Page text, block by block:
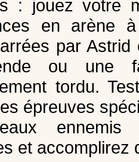
: jouez votre
en arène
par
ou une
tordu.
épreuves
ennemis
et accomplirez